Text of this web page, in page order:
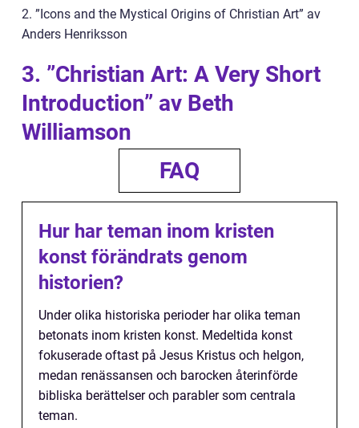
2. ”Icons and the Mystical Origins of Christian Art” av
Anders Henriksson
3. ”Christian Art: A Very Short
Introduction” av Beth
Williamson
FAQ
Hur har teman inom kristen
konst förändrats genom
historien?
Under olika historiska perioder har olika teman
betonats inom kristen konst. Medeltida konst
fokuserade oftast på Jesus Kristus och helgon,
medan renässansen och barocken återinförde
bibliska berättelser och parabler som centrala
teman.